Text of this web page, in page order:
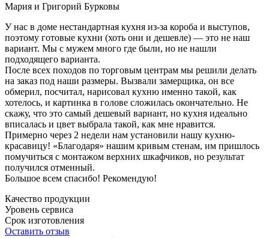
Мария и Григорий Бурковы
У нас в доме нестандартная кухня из-за короба и выступов,
поэтому готовые кухни (хоть они и дешевле) — это не наш
вариант. Мы с мужем много где были, но не нашли
подходящего варианта.
После всех походов по торговым центрам мы решили делать
на заказ под наши размеры. Вызвали замерщика, он все
обмерил, посчитал, нарисовал кухню именно такой, как
хотелось, и картинка в голове сложилась окончательно. Не
скажу, что это самый дешевый вариант, но кухня идеально
вписалась и цвет выбрала такой, как мне нравится.
Примерно через 2 недели нам установили нашу кухню-
красавицу! «Благодаря» нашим кривым стенам, им пришлось
помучиться с монтажом верхних шкафчиков, но результат
получился отменный.
Большое всем спасибо! Рекомендую!
Качество продукции
Уровень сервиса
Срок изготовления
Оставить отзыв